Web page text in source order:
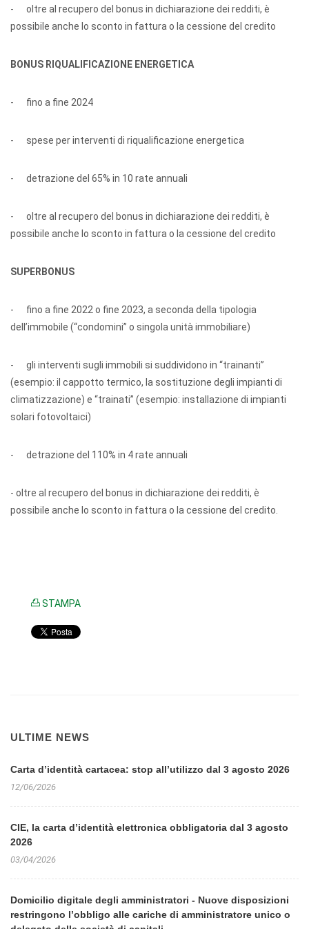
- oltre al recupero del bonus in dichiarazione dei redditi, è
possibile anche lo sconto in fattura o la cessione del credito
BONUS RIQUALIFICAZIONE ENERGETICA
- fino a fine 2024
- spese per interventi di riqualificazione energetica
- detrazione del 65% in 10 rate annuali
- oltre al recupero del bonus in dichiarazione dei redditi, è
possibile anche lo sconto in fattura o la cessione del credito
SUPERBONUS
- fino a fine 2022 o fine 2023, a seconda della tipologia
dell’immobile (“condomini” o singola unità immobiliare)
- gli interventi sugli immobili si suddividono in “trainanti”
(esempio: il cappotto termico, la sostituzione degli impianti di
climatizzazione) e “trainati” (esempio: installazione di impianti
solari fotovoltaici)
- detrazione del 110% in 4 rate annuali
- oltre al recupero del bonus in dichiarazione dei redditi, è
possibile anche lo sconto in fattura o la cessione del credito.
STAMPA
ULTIME NEWS
Carta d’identità cartacea: stop all’utilizzo dal 3 agosto 2026
12/06/2026
CIE, la carta d’identità elettronica obbligatoria dal 3 agosto
2026
03/04/2026
Domicilio digitale degli amministratori - Nuove disposizioni
restringono l’obbligo alle cariche di amministratore unico o